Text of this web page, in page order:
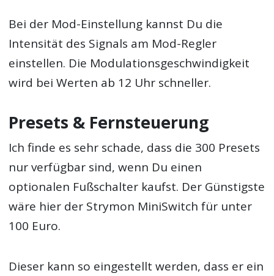
Bei der Mod-Einstellung kannst Du die
Intensität des Signals am Mod-Regler
einstellen. Die Modulationsgeschwindigkeit
wird bei Werten ab 12 Uhr schneller.
Presets & Fernsteuerung
Ich finde es sehr schade, dass die 300 Presets
nur verfügbar sind, wenn Du einen
optionalen Fußschalter kaufst. Der Günstigste
wäre hier der Strymon MiniSwitch für unter
100 Euro.
Dieser kann so eingestellt werden, dass er ein